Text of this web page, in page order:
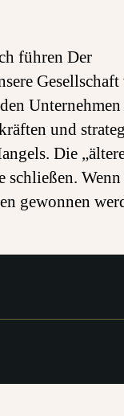
erfolgreich
führen
führen Der
Unternehmen
und
Die
gewonnen